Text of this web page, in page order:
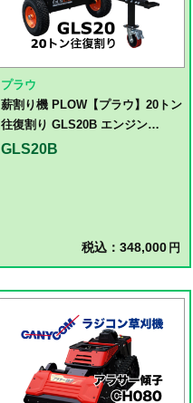
プラウ
薪割り機 PLOW【プラウ】20トン
往復割り GLS20B エンジン
GLS20B 油圧式20トン 4つ割り刃
GLS20B
税込：348,000 円